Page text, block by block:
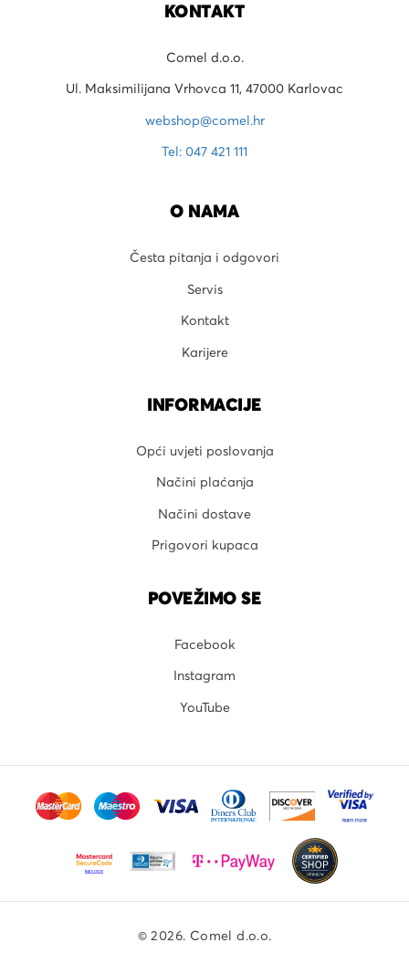
KONTAKT
Comel d.o.o.
Ul. Maksimilijana Vrhovca 11, 47000 Karlovac
webshop@comel.hr
Tel: 047 421 111
O NAMA
Česta pitanja i odgovori
Servis
Kontakt
Karijere
INFORMACIJE
Opći uvjeti poslovanja
Načini plaćanja
Načini dostave
Prigovori kupaca
POVEŽIMO SE
Facebook
Instagram
YouTube
© 2026. Comel d.o.o.